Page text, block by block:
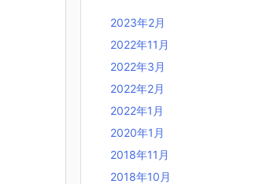
2023年2月
2022年11月
2022年3月
2022年2月
2022年1月
2020年1月
2018年11月
2018年10月